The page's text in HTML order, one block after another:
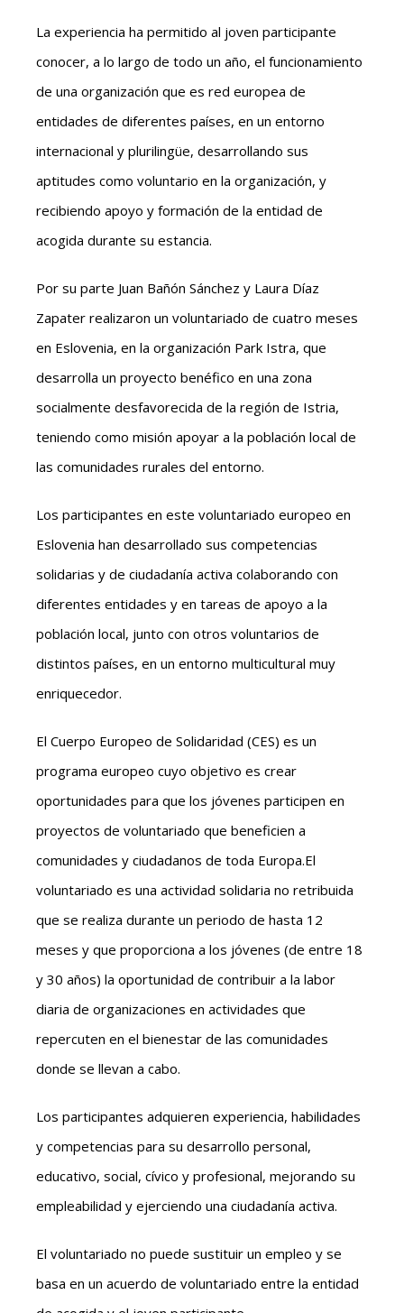
La experiencia ha permitido al joven participante
conocer, a lo largo de todo un año, el funcionamiento
de una organización que es red europea de
entidades de diferentes países, en un entorno
internacional y plurilingüe, desarrollando sus
aptitudes como voluntario en la organización, y
recibiendo apoyo y formación de la entidad de
acogida durante su estancia.
Por su parte Juan Bañón Sánchez y Laura Díaz
Zapater realizaron un voluntariado de cuatro meses
en Eslovenia, en la organización Park Istra, que
desarrolla un proyecto benéfico en una zona
socialmente desfavorecida de la región de Istria,
teniendo como misión apoyar a la población local de
las comunidades rurales del entorno.
Los participantes en este voluntariado europeo en
Eslovenia han desarrollado sus competencias
solidarias y de ciudadanía activa colaborando con
diferentes entidades y en tareas de apoyo a la
población local, junto con otros voluntarios de
distintos países, en un entorno multicultural muy
enriquecedor.
El Cuerpo Europeo de Solidaridad (CES) es un
programa europeo cuyo objetivo es crear
oportunidades para que los jóvenes participen en
proyectos de voluntariado que beneficien a
comunidades y ciudadanos de toda Europa.El
voluntariado es una actividad solidaria no retribuida
que se realiza durante un periodo de hasta 12
meses y que proporciona a los jóvenes (de entre 18
y 30 años) la oportunidad de contribuir a la labor
diaria de organizaciones en actividades que
repercuten en el bienestar de las comunidades
donde se llevan a cabo.
Los participantes adquieren experiencia, habilidades
y competencias para su desarrollo personal,
educativo, social, cívico y profesional, mejorando su
empleabilidad y ejerciendo una ciudadanía activa.
El voluntariado no puede sustituir un empleo y se
basa en un acuerdo de voluntariado entre la entidad